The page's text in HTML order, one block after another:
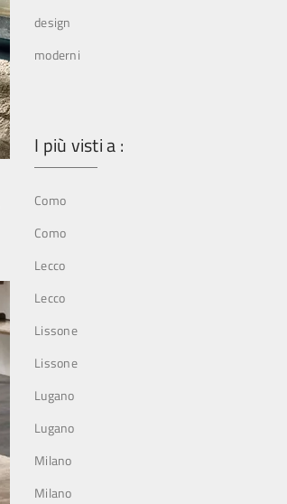
design
moderni
I più visti a :
Como
Como
Lecco
Lecco
Lissone
Lissone
Lugano
Lugano
Milano
Milano